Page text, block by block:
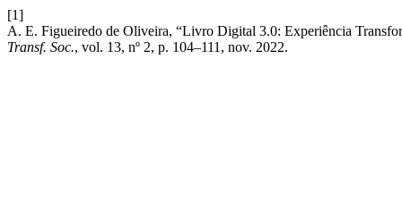
[1]
A. E. Figueiredo de Oliveira, “Livro Digital 3.0: Experiência
Transf. Soc., vol. 13, nº 2, p. 104–111, nov. 2022.